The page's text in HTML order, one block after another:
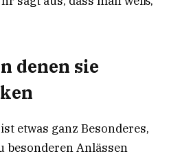
denen sie
etwas ganz Besonderes,
besonderen Anlässen